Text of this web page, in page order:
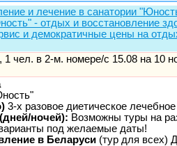
и лечение в санатории
- отдых и восстановление
и демократичные цены на
, 1 чел. в 2-м. номере/с 15.08 на 10
3-х разовое диетическое
ночей): Возможны туры на
под желаемые даты!
в Беларуси (тур для всех)